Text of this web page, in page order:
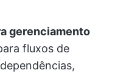
gerenciamento
fluxos de